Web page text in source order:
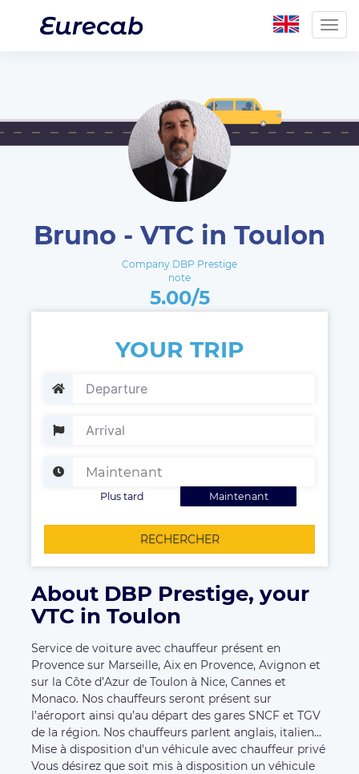
Bruno - VTC in Toulon
Company DBP Prestige
note
5.00/5
YOUR TRIP
Maintenant
Plus tard
RECHERCHER
About DBP Prestige, your
VTC in Toulon
Service de voiture avec chauffeur présent en
Provence sur Marseille, Aix en Provence, Avignon et
sur la Côte d’Azur de Toulon à Nice, Cannes et
Monaco. Nos chauffeurs seront présent sur
l’aéroport ainsi qu’au départ des gares SNCF et TGV
de la région. Nos chauffeurs parlent anglais, italien...
Mise à disposition d'un véhicule avec chauffeur privé
Vous désirez que soit mis à disposition un véhicule